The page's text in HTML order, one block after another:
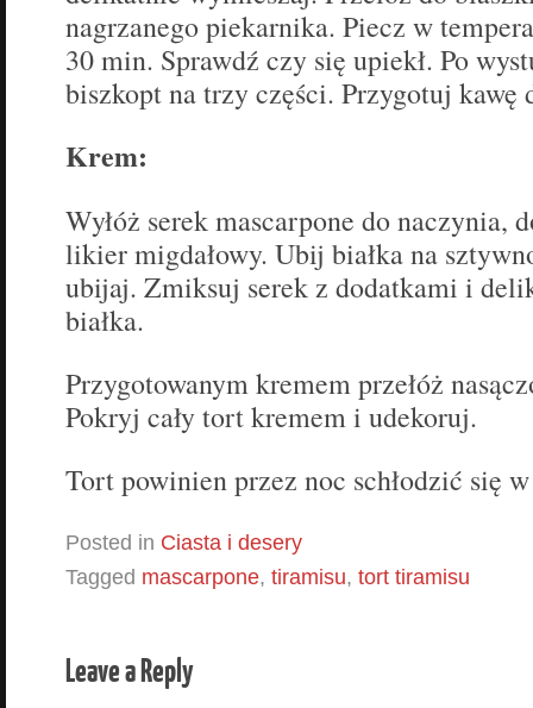
nagrzanego piekarnika. Piecz w
30 min. Sprawdź czy się upiekł. Po
biszkopt na trzy części. Przygotuj kawę
Krem:
Wyłóż serek mascarpone do naczynia,
likier migdałowy. Ubij białka na
ubijaj. Zmiksuj serek z dodatkami i
białka.
Przygotowanym kremem przełóż
Pokryj cały tort kremem i udekoruj.
Tort powinien przez noc schłodzić się
Posted in Ciasta i desery
Tagged mascarpone, tiramisu, tort tiramisu
Leave a Reply